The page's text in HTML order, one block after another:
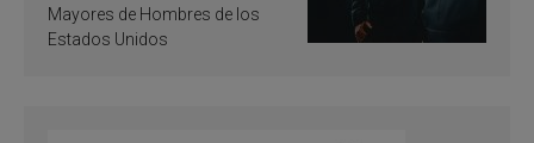
Mayores de Hombres de los
Estados Unidos